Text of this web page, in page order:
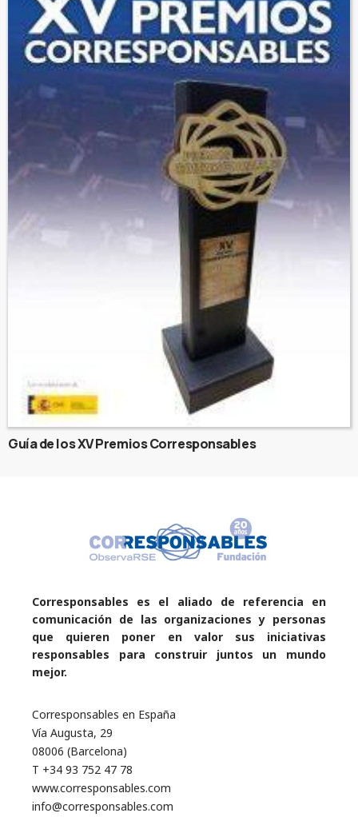
Guía de los XV Premios Corresponsables
Corresponsables es el aliado de referencia en
comunicación de las organizaciones y personas
que quieren poner en valor sus iniciativas
responsables para construir juntos un mundo
mejor.
Corresponsables en España
Vía Augusta, 29
08006 (Barcelona)
T +34 93 752 47 78
www.corresponsables.com
info@corresponsables.com